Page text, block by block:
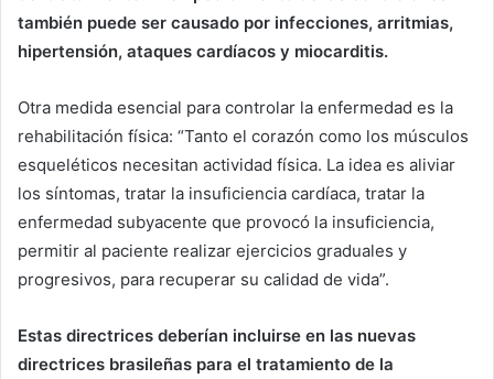
también puede ser causado por infecciones, arritmias,
hipertensión, ataques cardíacos y miocarditis.
Otra medida esencial para controlar la enfermedad es la
rehabilitación física: “Tanto el corazón como los músculos
esqueléticos necesitan actividad física. La idea es aliviar
los síntomas, tratar la insuficiencia cardíaca, tratar la
enfermedad subyacente que provocó la insuficiencia,
permitir al paciente realizar ejercicios graduales y
progresivos, para recuperar su calidad de vida”.
Estas directrices deberían incluirse en las nuevas
directrices brasileñas para el tratamiento de la